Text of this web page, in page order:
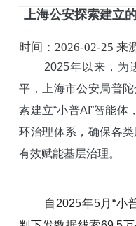
上海公安探索建立
时间：2026-02-25来
2025年以来，为
平，上海市公安局普
索建立“小普AI”智能
环治理体系，确保各
有效赋能基层治理。
自2025年5月“小